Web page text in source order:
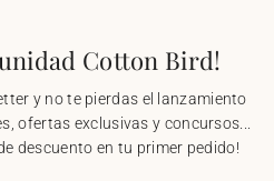
Cotton Bird!
y no te pierdas el lanzamiento
ofertas exclusivas y concursos...
descuento en tu primer pedido!